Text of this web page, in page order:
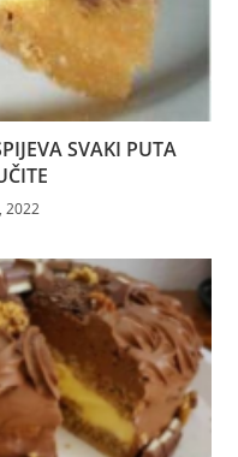
SVAKI PUTA
2022